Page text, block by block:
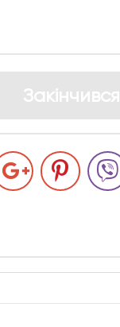
Закінчився